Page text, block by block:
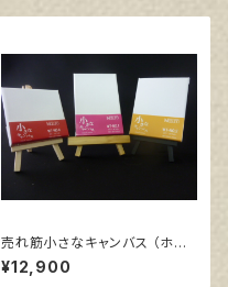
売れ筋小さなキャンバス （ホワ
イト塗りキャンバス張り）各10枚
３点セット
¥12,900